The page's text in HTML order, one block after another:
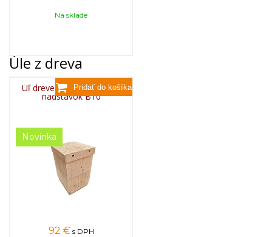
Na sklade
Úle z dreva
Úľ drevený zateplený - 2x
nadstavok B10
Novinka
92 € s DPH